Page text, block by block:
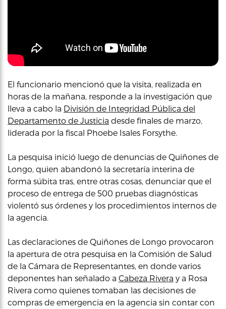
El funcionario mencionó que la visita, realizada en
horas de la mañana, responde a la investigación que
lleva a cabo la División de Integridad Pública del
Departamento de Justicia desde finales de marzo,
liderada por la fiscal Phoebe Isales Forsythe.
La pesquisa inició luego de denuncias de Quiñones de
Longo, quien abandonó la secretaría interina de
forma súbita tras, entre otras cosas, denunciar que el
proceso de entrega de 500 pruebas diagnósticas
violentó sus órdenes y los procedimientos internos de
la agencia.
Las declaraciones de Quiñones de Longo provocaron
la apertura de otra pesquisa en la Comisión de Salud
de la Cámara de Representantes, en donde varios
deponentes han señalado a Cabeza Rivera y a Rosa
Rivera como quienes tomaban las decisiones de
compras de emergencia en la agencia sin contar con